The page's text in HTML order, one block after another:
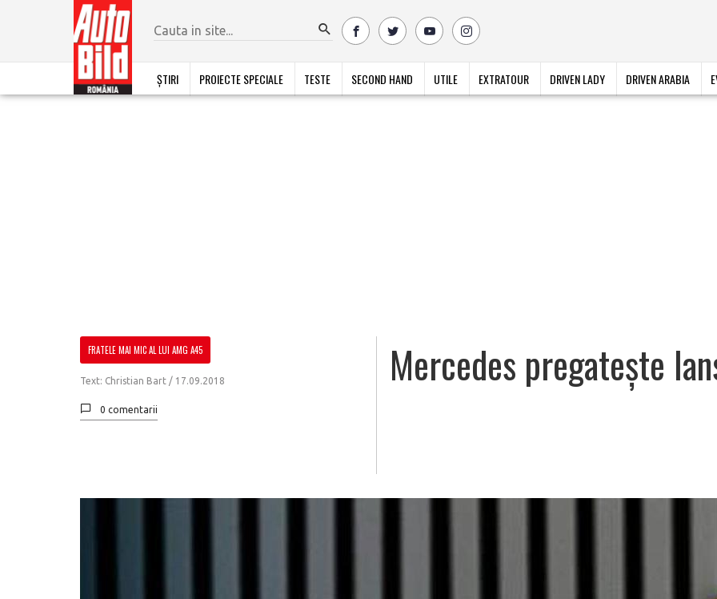
ȘTIRI PROIECTE SPECIALE TESTE SECOND HAND UTILE EXTRATOUR DRIVEN LADY DRIVEN ARABIA
FRATELE MAI MIC AL LUI AMG A45
Text: Christian Bart / 17.09.2018
0 comentarii
Mercedes pregatește